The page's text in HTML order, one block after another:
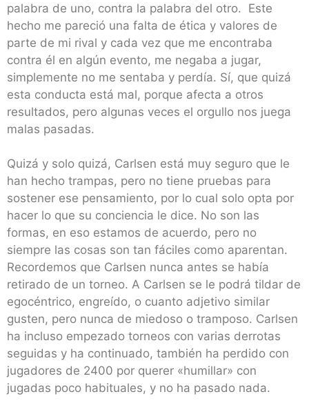
palabra de uno, contra la palabra del otro. Este
hecho me pareció una falta de ética y valores de
parte de mi rival y cada vez que me encontraba
contra él en algún evento, me negaba a jugar,
simplemente no me sentaba y perdía. Sí, que quizá
esta conducta está mal, porque afecta a otros
resultados, pero algunas veces el orgullo nos juega
malas pasadas.
Quizá y solo quizá, Carlsen está muy seguro que le
han hecho trampas, pero no tiene pruebas para
sostener ese pensamiento, por lo cual solo opta por
hacer lo que su conciencia le dice. No son las
formas, en eso estamos de acuerdo, pero no
siempre las cosas son tan fáciles como aparentan.
Recordemos que Carlsen nunca antes se había
retirado de un torneo. A Carlsen se le podrá tildar de
egocéntrico, engreído, o cuanto adjetivo similar
gusten, pero nunca de miedoso o tramposo. Carlsen
ha incluso empezado torneos con varias derrotas
seguidas y ha continuado, también ha perdido con
jugadores de 2400 por querer «humillar» con
jugadas poco habituales, y no ha pasado nada.